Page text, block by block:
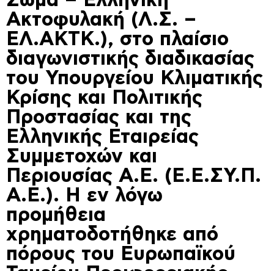
Ακτοφυλακή (Λ.Σ. –
ΕΛ.ΑΚΤΚ.), στο πλαίσιο
διαγωνιστικής διαδικασίας
του Υπουργείου Κλιματικής
Κρίσης και Πολιτικής
Προστασίας και της
Ελληνικής Εταιρείας
Συμμετοχών και
Περιουσίας Α.Ε. (Ε.Ε.ΣΥ.Π.
Α.Ε.). Η εν λόγω
προμήθεια
χρηματοδοτήθηκε από
πόρους του Ευρωπαϊκού